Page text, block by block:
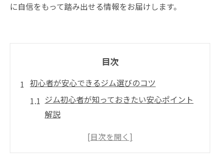
に自信をもって踏み出せる情報をお届けします。
目次
初心者が安心できるジム選びのコツ
ジム初心者が知っておきたい安心ポイント
解説
プライベートジム選びで重視すべき特徴を